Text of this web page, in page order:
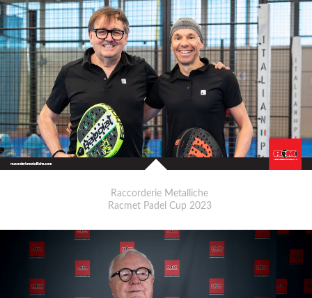
Raccorderie Metalliche
Racmet Padel Cup 2023